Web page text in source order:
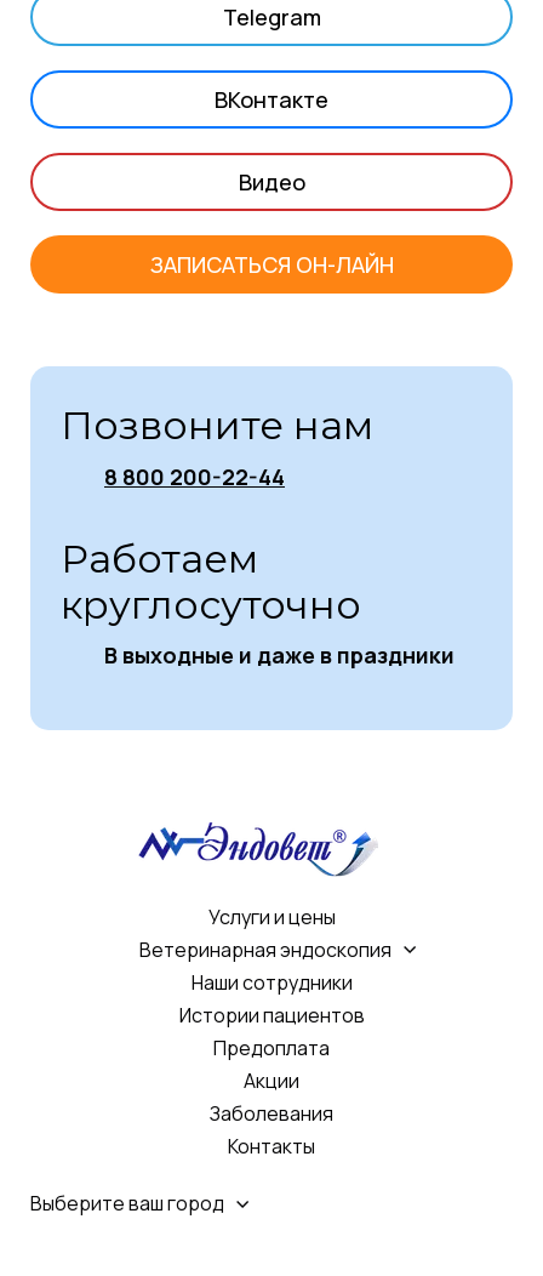
Telegram
ВКонтакте
Видео
ЗАПИСАТЬСЯ ОН-ЛАЙН
Позвоните нам
8 800 200-22-44
Работаем
круглосуточно
В выходные и даже в праздники
Услуги и цены
Ветеринарная эндоскопия
Наши сотрудники
Истории пациентов
Предоплата
Акции
Заболевания
Контакты
Выберите ваш город